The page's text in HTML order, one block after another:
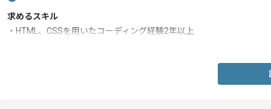
求めるスキル
・HTML、CSSを用いたコーディング経験2年以上